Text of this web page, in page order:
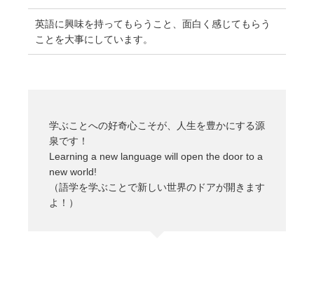
英語に興味を持ってもらうこと、面白く感じてもらう
ことを大事にしています。
学ぶことへの好奇心こそが、人生を豊かにする源
泉です！
Learning a new language will open the door to a
new world!
（語学を学ぶことで新しい世界のドアが開きます
よ！）